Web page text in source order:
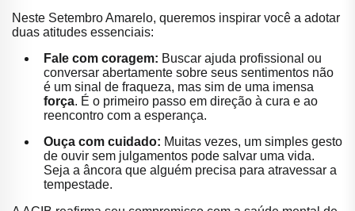
Neste Setembro Amarelo, queremos inspirar você a adotar
duas atitudes essenciais:
Fale com coragem: Buscar ajuda profissional ou
conversar abertamente sobre seus sentimentos não
é um sinal de fraqueza, mas sim de uma imensa
força. É o primeiro passo em direção à cura e ao
reencontro com a esperança.
Ouça com cuidado: Muitas vezes, um simples gesto
de ouvir sem julgamentos pode salvar uma vida.
Seja a âncora que alguém precisa para atravessar a
tempestade.